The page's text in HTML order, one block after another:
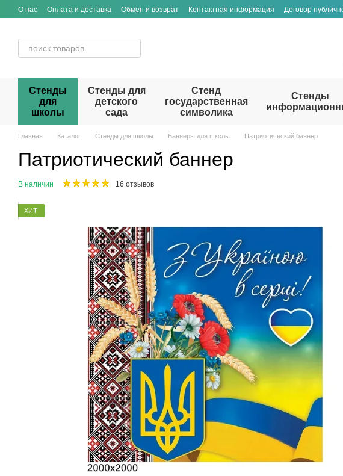
Перейти к основному контенту
О нас Оплата и доставка Обмен и возврат Контактная информация Договор
Стенды
для
школы
Стенды для
детского
сада
Стенд
государственная
символика
Стенды
Главная Каталог Стенды для школы Баннеры для школы Патриотический баннер
Патриотический баннер
В наличии 16 отзывов
ХИТ